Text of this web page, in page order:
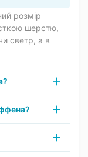
розмір
шерстю,
светр, а в